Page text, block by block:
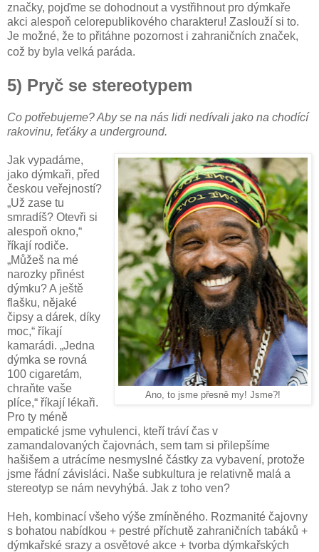
značky, pojďme se dohodnout a vystřihnout pro dýmkaře
akci alespoň celorepublikového charakteru! Zaslouží si to.
Je možné, že to přitáhne pozornost i zahraničních značek,
což by byla velká paráda.
5) Pryč se stereotypem
Co potřebujeme? Aby se na nás lidi nedívali jako na chodící
rakovinu, feťáky a underground.
Ano, to jsme přesně my! Jsme?!
Jak vypadáme,
jako dýmkaři, před
českou veřejností?
„Už zase tu
smradíš? Otevři si
alespoň okno,“
říkají rodiče.
„Můžeš na mé
narozky přinést
dýmku? A ještě
flašku, nějaké
čipsy a dárek, díky
moc,“ říkají
kamarádi. „Jedna
dýmka se rovná
100 cigaretám,
chraňte vaše
plíce,“ říkají lékaři.
Pro ty méně
empatické jsme vyhulenci, kteří tráví čas v
zamandalovaných čajovnách, sem tam si přilepšíme
hašišem a utrácíme nesmyslné částky za vybavení, protože
jsme řádní závisláci. Naše subkultura je relativně malá a
stereotyp se nám nevyhýbá. Jak z toho ven?
Heh, kombinací všeho výše zmíněného. Rozmanité čajovny
s bohatou nabídkou + pestré příchutě zahraničních tabáků +
dýmkařské srazy a osvětové akce + tvorba dýmkařských